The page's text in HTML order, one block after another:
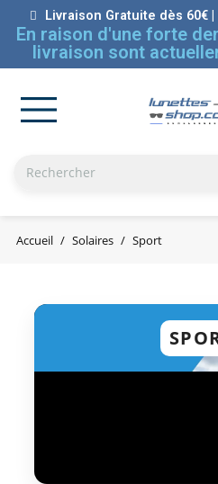
Livraison Gratuite dès 60€
En raison d'une forte
livraison sont
Accueil Solaires Sport